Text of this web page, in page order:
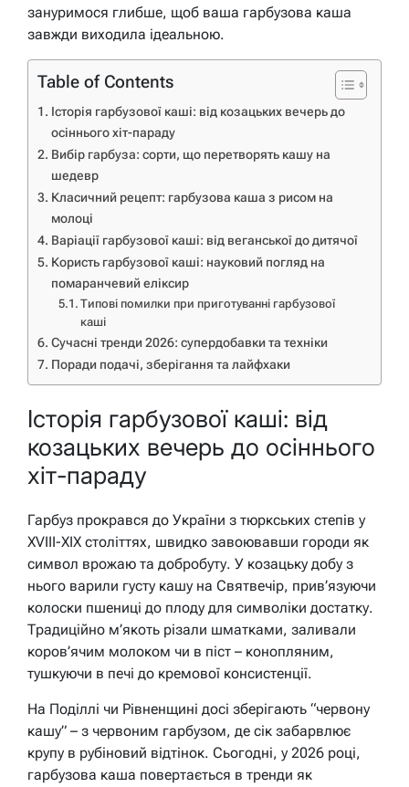
зануримося глибше, щоб ваша гарбузова каша
завжди виходила ідеальною.
Table of Contents
Історія гарбузової каші: від козацьких вечерь до
осіннього хіт-параду
Вибір гарбуза: сорти, що перетворять кашу на
шедевр
Класичний рецепт: гарбузова каша з рисом на
молоці
Варіації гарбузової каші: від веганської до дитячої
Користь гарбузової каші: науковий погляд на
помаранчевий еліксир
Типові помилки при приготуванні гарбузової
каші
Сучасні тренди 2026: супердобавки та техніки
Поради подачі, зберігання та лайфхаки
Історія гарбузової каші: від
козацьких вечерь до осіннього
хіт-параду
Гарбуз прокрався до України з тюркських степів у
XVIII-XIX століттях, швидко завоювавши городи як
символ врожаю та добробуту. У козацьку добу з
нього варили густу кашу на Святвечір, прив’язуючи
колоски пшениці до плоду для символіки достатку.
Традиційно м’якоть різали шматками, заливали
коров’ячим молоком чи в піст – конопляним,
тушкуючи в печі до кремової консистенції.
На Поділлі чи Рівненщині досі зберігають “червону
кашу” – з червоним гарбузом, де сік забарвлює
крупу в рубіновий відтінок. Сьогодні, у 2026 році,
гарбузова каша повертається в тренди як